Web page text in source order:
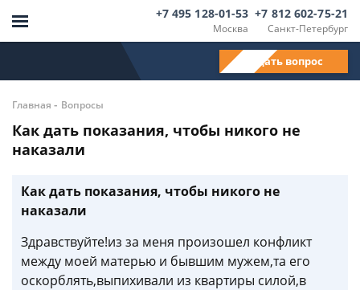
Москва
+7 495 128-01-53
Санкт-Петербург
+7 812 602-75-21
Задать вопрос
Главная - Вопросы
Как дать показания, чтобы никого не
наказали
Как дать показания, чтобы никого не
наказали
Здравствуйте!из за меня произошел конфликт
между моей матерью и бывшим мужем,та его
оскорблять,выпихивали из квартиры силой,в